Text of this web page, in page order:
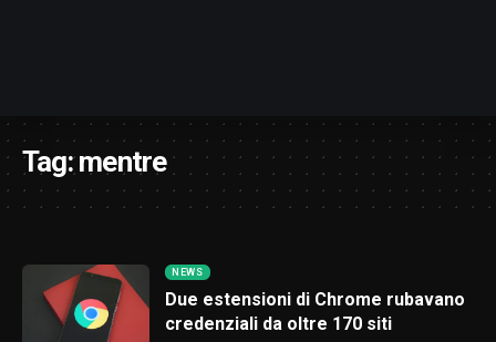
Tag:mentre
NEWS
Due estensioni di Chrome rubavano
credenziali da oltre 170 siti